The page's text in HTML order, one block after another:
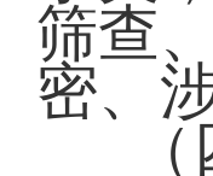
筛查
密、